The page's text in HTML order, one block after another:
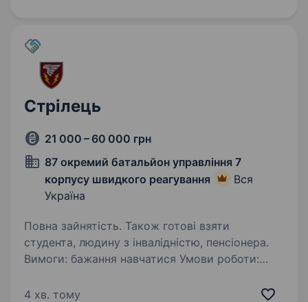
Стрілець
21 000 – 60 000 грн
87 окремий батальйон управління 7
корпусу швидкого реагування
Вся
Україна
Повна зайнятість. Також готові взяти
студента, людину з інвалідністю, пенсіонера.
Вимоги: бажання навчатися Умови роботи:
відповім в телефонному режимі на всі ваші
4 хв. тому